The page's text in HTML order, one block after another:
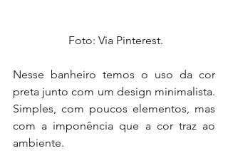
Foto: Via Pinterest.
Nesse banheiro temos o uso da cor
preta junto com um design minimalista.
Simples, com poucos elementos, mas
com a imponência que a cor traz ao
ambiente.